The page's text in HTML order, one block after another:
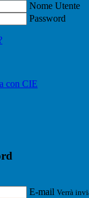
Nome Utente
Password
con CIE
E-mail Verrà